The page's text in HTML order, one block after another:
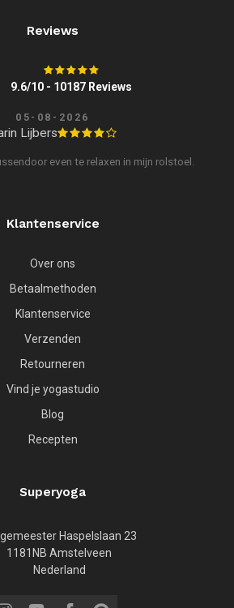
Reviews
9.6/10 - 10187 Reviews
05-08-2026
Lijbers
even te relaxen in mijn rolstoel.
Klantenservice
Over ons
Betaalmethoden
Klantenservice
Verzenden
Retourneren
Vind je yogastudio
Blog
Recepten
Superyoga
Haspelslaan 23
1181NB Amstelveen
Nederland